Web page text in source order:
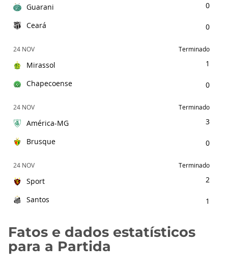
Guarani
Ceará
0
0
24 NOV Terminado
Mirassol
Chapecoense
1
0
24 NOV Terminado
América-MG
Brusque
3
0
24 NOV Terminado
Sport
Santos
2
1
Fatos e dados estatísticos
para a Partida